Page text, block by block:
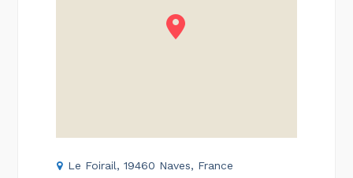
Le Foirail, 19460 Naves, France